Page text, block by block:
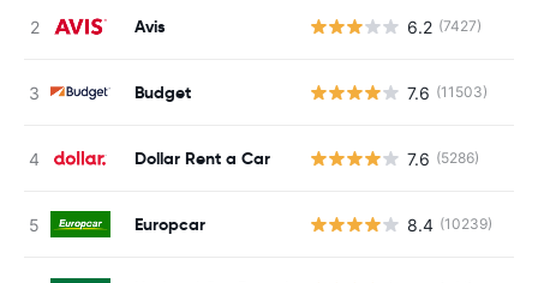
Avis 6.2 (7427)
Budget 7.6 (11503)
Dollar Rent a Car 7.6 (5286)
Europcar 8.4 (10239)